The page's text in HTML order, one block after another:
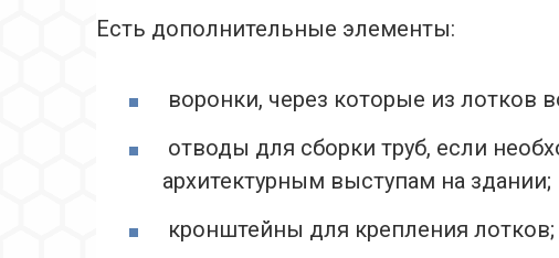
Есть дополнительные элементы:
воронки, через которые из лотков
отводы для сборки труб, если
архитектурным выступам на здании;
кронштейны для крепления лотков;